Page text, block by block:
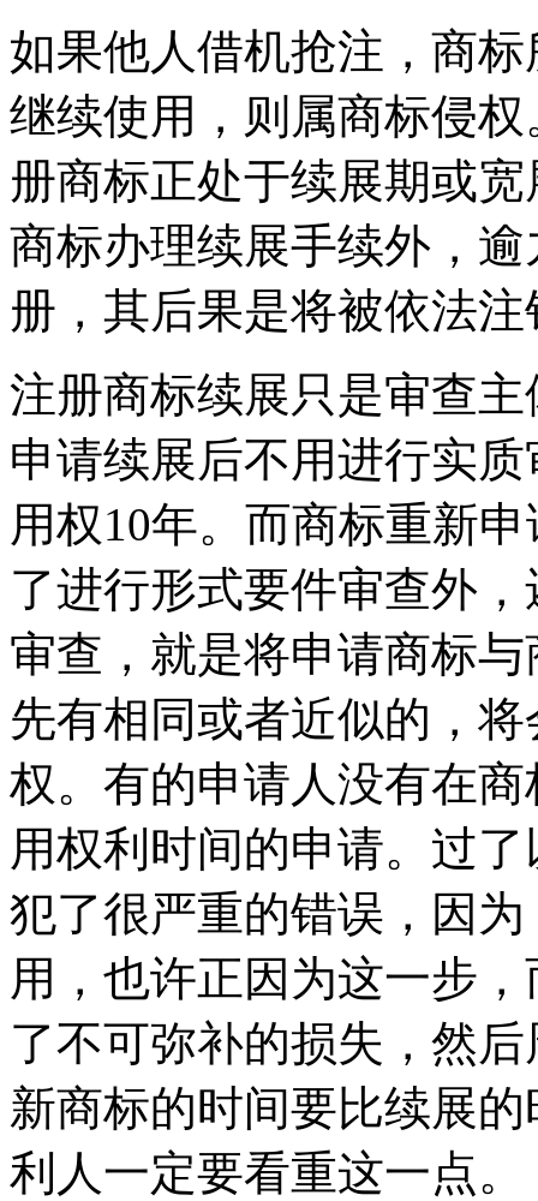
如果他人借机抢注，商
继续使用，则属商标侵
册商标正处于续展期或
商标办理续展手续外，
册，其后果是将被依法
注册商标续展只是审查
申请续展后不用进行实
用权10年。而商标重新
了进行形式要件审查外
审查，就是将申请商标
先有相同或者近似的，
权。有的申请人没有在
用权利时间的申请。过
犯了很严重的错误，因
用，也许正因为这一步
了不可弥补的损失，然
新商标的时间要比续展
利人一定要看重这一点。